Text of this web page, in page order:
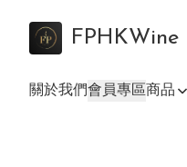
關於我們會員專區商品